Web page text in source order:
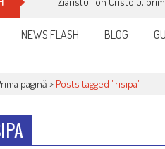
NEWS FLASH BLOG
pagină > Posts tagged "risipa"